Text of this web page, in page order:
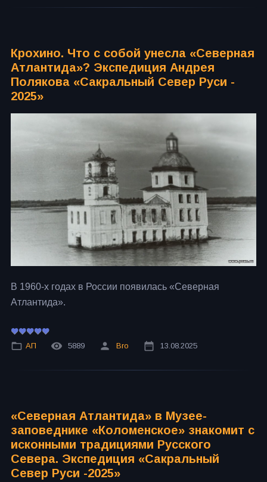
Крохино. Что с собой унесла «Северная
Атлантида»? Экспедиция Андрея
Полякова «Сакральный Север Руси -
2025»
В 1960-х годах в России появилась «Северная
Атлантида».
АП 5889 Bro 13.08.2025
«Северная Атлантида» в Музее-
заповеднике «Коломенское» знакомит с
исконными традициями Русского
Севера. Экспедиция «Сакральный
Север Руси -2025»